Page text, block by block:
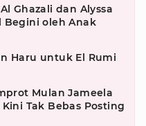
Ghazali dan Alyssa
Begini oleh Anak
Haru untuk El Rumi
Mulan Jameela
Tak Bebas Posting